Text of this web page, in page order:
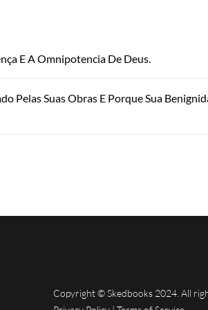
E A Omnipotencia De Deus.
Pelas Suas Obras E Porque Sua
Copyright © Skedbooks 2024. All